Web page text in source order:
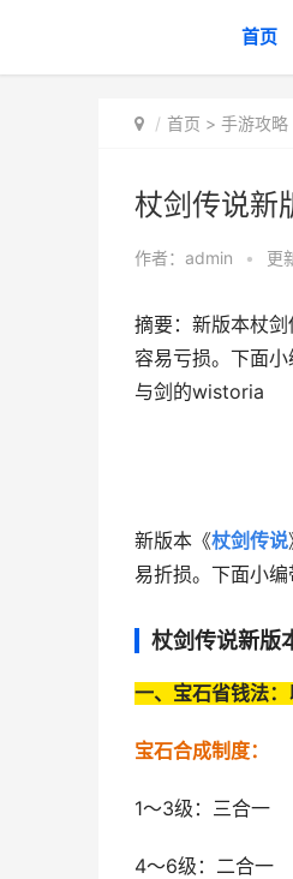
首页
首页 > 手游攻略
杖剑传说新
作者： admin • 更
摘要：新版本杖
容易亏损。下面
与剑的wistoria
新版本《杖剑传说
易折损。下面小编
杖剑传说新版
一、宝石省钱法
宝石合成制度：
1～3级：三合一
4～6级：二合一